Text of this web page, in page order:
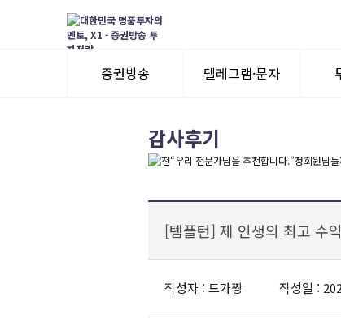
증권방송
수익률뽐내기
텔레그램·문자
3일 무료체험
감사후기
[템플턴] 제 인생의 최고 수
작성자 : 드가짱 작성일 :